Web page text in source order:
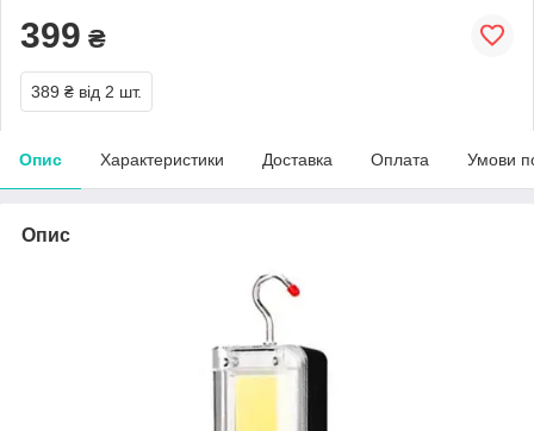
399 ₴
389 ₴ від 2 шт.
Опис Характеристики Доставка Оплата Умови
Опис